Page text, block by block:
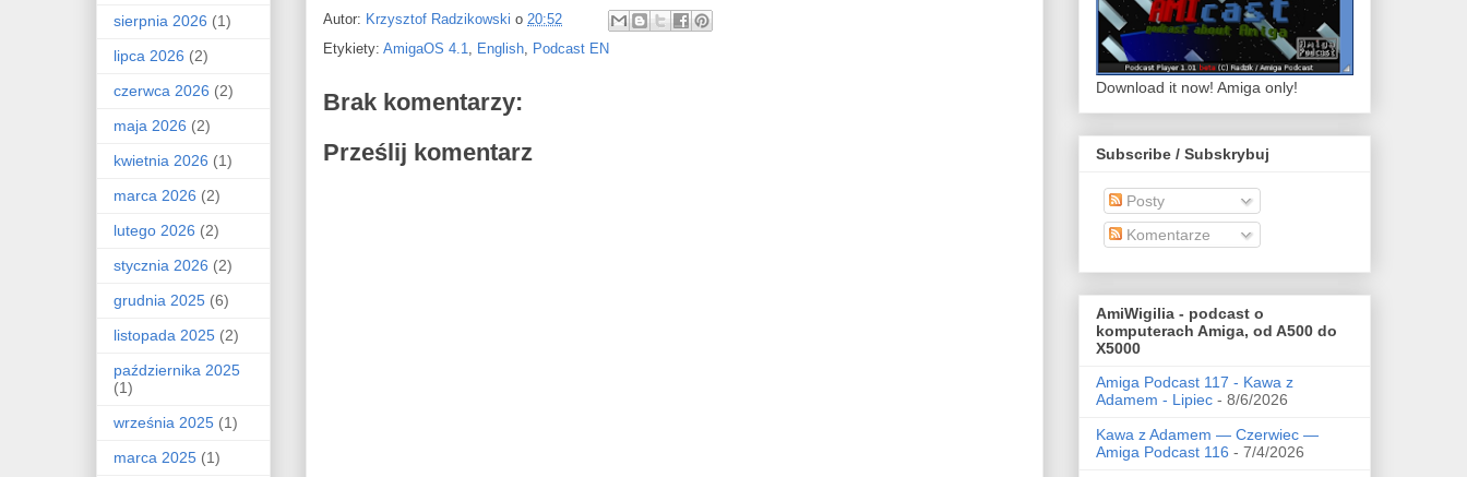
Autor: Krzysztof Radzikowski o 20:52
Etykiety: AmigaOS 4.1, English, Podcast EN
Brak komentarzy:
Prześlij komentarz
sierpnia 2026 (1)
lipca 2026 (2)
czerwca 2026 (2)
maja 2026 (2)
kwietnia 2026 (1)
marca 2026 (2)
lutego 2026 (2)
stycznia 2026 (2)
grudnia 2025 (6)
listopada 2025 (2)
października 2025
(1)
września 2025 (1)
marca 2025 (1)
Download it now! Amiga only!
Subscribe / Subskrybuj
Posty
Komentarze
AmiWigilia - podcast o
komputerach Amiga, od A500 do
X5000
Amiga Podcast 117 - Kawa z
Adamem - Lipiec - 8/6/2026
Kawa z Adamem — Czerwiec —
Amiga Podcast 116 - 7/4/2026